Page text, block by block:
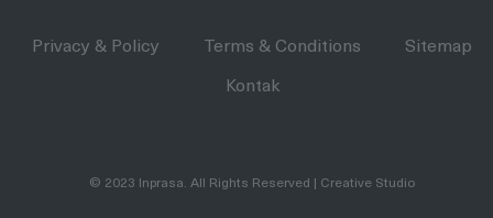
Privacy & Policy Terms & Conditions
Sitemap
Kontak
© 2023 Inprasa. All Rights Reserved | Creative Studio